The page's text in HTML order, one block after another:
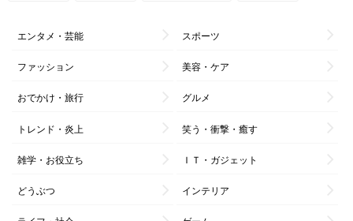
エンタメ・芸能 スポーツ
ファッション 美容・ケア
おでかけ・旅行 グルメ
トレンド・炎上 笑う・衝撃・癒す
雑学・お役立ち ＩＴ・ガジェット
どうぶつ インテリア